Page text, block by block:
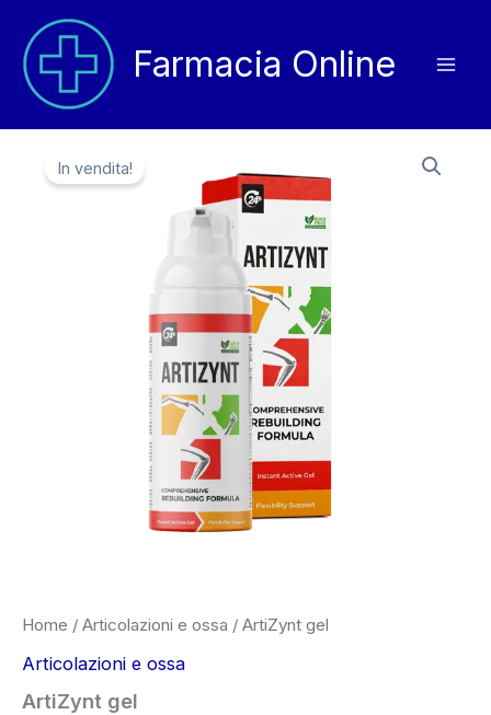
contenuto
Farmacia Online
In vendita!
Home / Articolazioni e ossa / ArtiZynt gel
Articolazioni e ossa
ArtiZynt gel